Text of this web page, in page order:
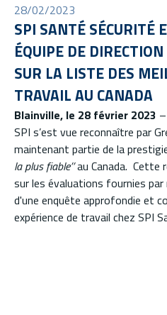
28/02/2023
SPI SANTÉ SÉCURITÉ
ÉQUIPE DE
SUR LA LISTE DES
TRAVAIL AU CANADA
Blainville, le 28 février 2023
SPI s’est vue reconnaître par
maintenant partie de la
la plus fiable’’au Canada. Cette
sur les évaluations fournies
d'une enquête approfondie et
expérience de travail chez SPI